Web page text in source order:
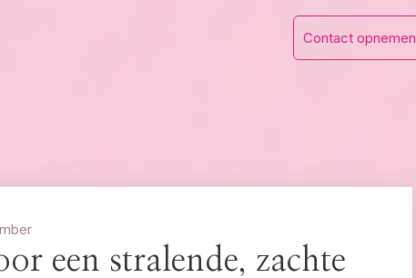
Contact opnemen
een stralende, zachte